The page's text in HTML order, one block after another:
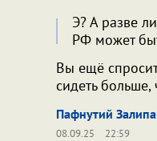
Э? А разве
РФ может
Вы ещё
сидеть
Пафнутий
08.09.25
22:59